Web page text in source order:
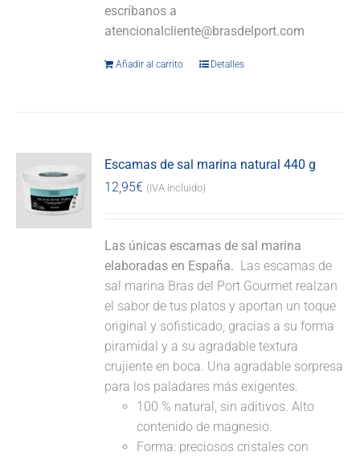
escríbanos a
atencionalcliente@brasdelport.com
Añadir al carrito Detalles
Escamas de sal marina natural 440 g
12,95€ (IVA incluido)
Las únicas escamas de sal marina
elaboradas en España. Las escamas de
sal marina Bras del Port Gourmet realzan
el sabor de tus platos y aportan un toque
original y sofisticado, gracias a su forma
piramidal y a su agradable textura
crujiente en boca. Una agradable sorpresa
para los paladares más exigentes.
100 % natural, sin aditivos. Alto
contenido de magnesio.
Forma: preciosos cristales con